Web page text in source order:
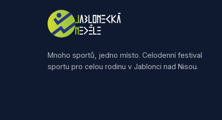
Mnoho sportů, jedno místo. Celodenní festival
sportu pro celou rodinu v Jablonci nad Nisou.